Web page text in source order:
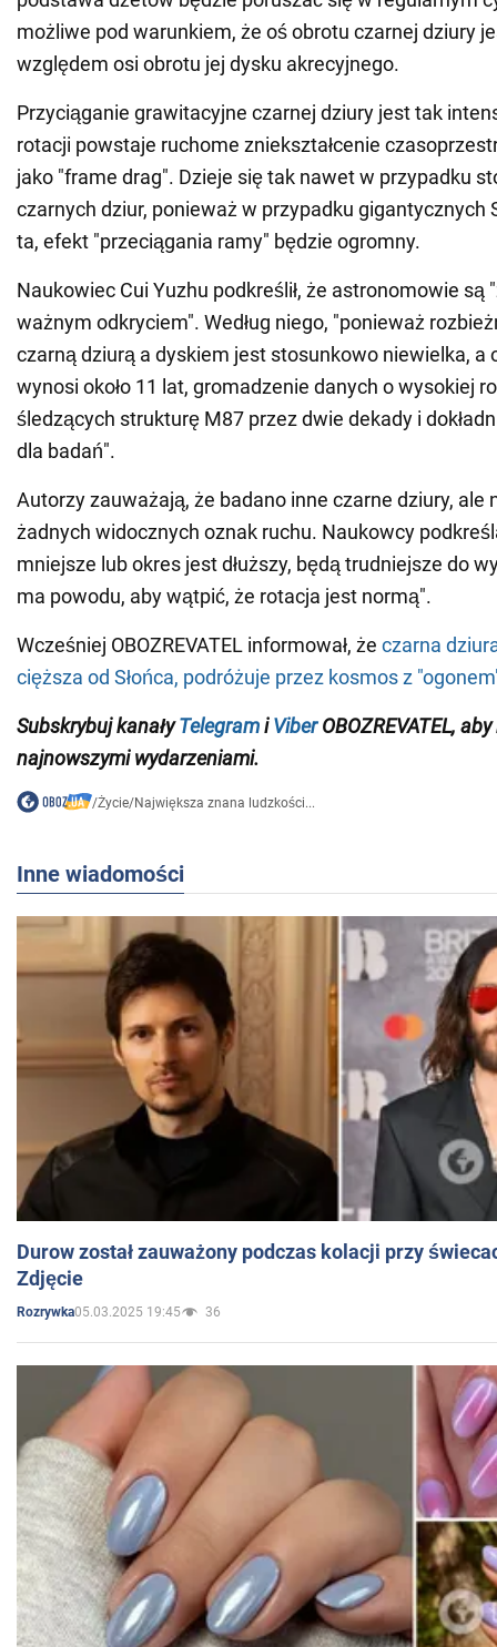
możliwe pod warunkiem, że oś obrotu czarnej dziury
względem osi obrotu jej dysku akrecyjnego.
Przyciąganie grawitacyjne czarnej dziury jest tak
rotacji powstaje ruchome zniekształcenie
jako "frame drag". Dzieje się tak nawet w przypadku
czarnych dziur, ponieważ w przypadku gigantycznych
ta, efekt "przeciągania ramy" będzie ogromny.
Naukowiec Cui Yuzhu podkreślił, że astronomowie są
ważnym odkryciem". Według niego, "ponieważ
czarną dziurą a dyskiem jest stosunkowo niewielka, a
wynosi około 11 lat, gromadzenie danych o wysokiej
śledzących strukturę M87 przez dwie dekady i
dla badań".
Autorzy zauważają, że badano inne czarne dziury, ale
żadnych widocznych oznak ruchu. Naukowcy
mniejsze lub okres jest dłuższy, będą trudniejsze do
ma powodu, aby wątpić, że rotacja jest normą".
Wcześniej OBOZREVATEL informował, że czarna
cięższa od Słońca, podróżuje przez kosmos z
SubskrybujkanałyTelegramiViberOBOZREVATEL,
najnowszymi wydarzeniami.
/Życie/Największa znana ludzkości...
Inne wiadomości
Durow został zauważony podczas kolacji przy
Zdjęcie
Rozrywka05.03.2025 19:45 36